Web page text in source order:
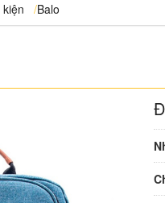
kiện /Balo